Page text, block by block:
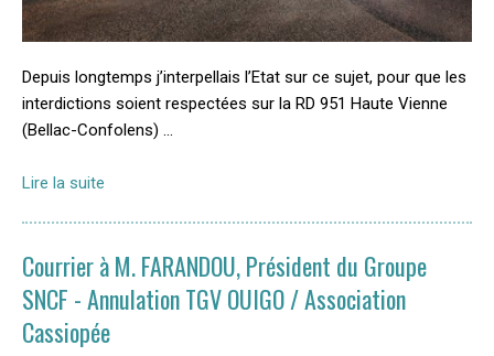
Depuis longtemps j’interpellais l’Etat sur ce sujet, pour que les
interdictions soient respectées sur la RD 951 Haute Vienne
(Bellac-Confolens) …
Lire la suite
Courrier à M. FARANDOU, Président du Groupe
SNCF - Annulation TGV OUIGO / Association
Cassiopée